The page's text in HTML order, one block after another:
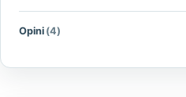
Opini (4)